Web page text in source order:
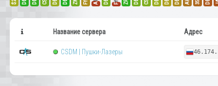
Название сервера Адрес
CSDM | Пушки-Лазеры